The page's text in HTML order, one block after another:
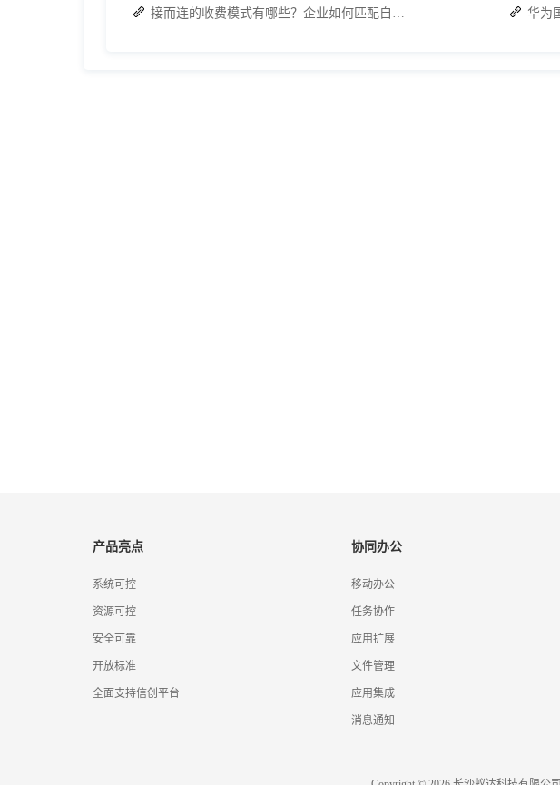
产品亮点
系统可控
资源可控
安全可靠
开放标准
全面支持信创平台
协同办公
移动办公
任务协作
应用扩展
文件管理
应用集成
消息通知